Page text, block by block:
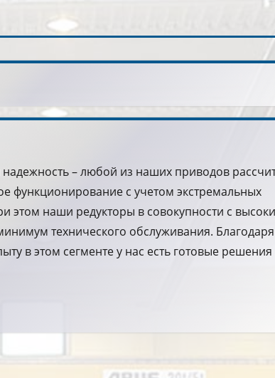
надежность – любой из наших приводов
функционирование с учетом экстремальных
этом наши редукторы в совокупности с
технического обслуживания. Благодаря
в этом сегменте у нас есть готовые решения